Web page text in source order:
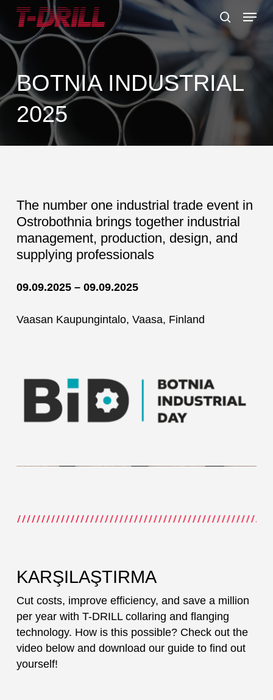
Skip
main
content
search
Menu
BOTNIA INDUSTRIAL
2025
The number one industrial trade event in
Ostrobothnia brings together industrial
management, production, design, and
supplying professionals
09.09.2025 – 09.09.2025
Vaasan Kaupungintalo, Vaasa, Finland
KARŞILAŞTIRMA
Cut costs, improve efficiency, and save a million
per year with T-DRILL collaring and flanging
technology. How is this possible? Check out the
video below and download our guide to find out
yourself!